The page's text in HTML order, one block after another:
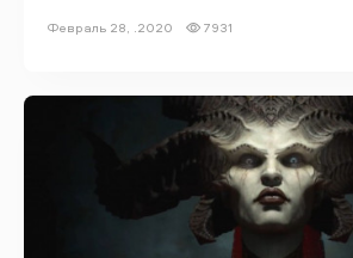
Февраль 28, .2020 7931